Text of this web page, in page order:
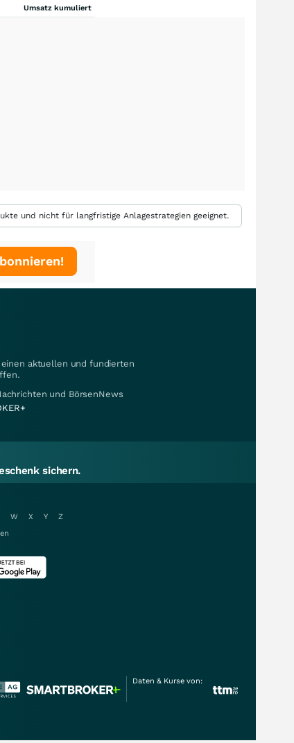
Umsatz kumuliert
und nicht für langfristige Anlagestrategien geeignet.
aktuellen und fundierten
und BörsenNews
sichern.
W X Y
Z
Daten & Kurse von: